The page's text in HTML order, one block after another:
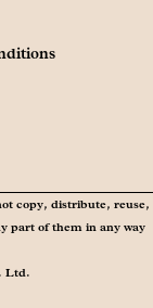
copy, distribute, reuse,
part of them in any way
Ltd.